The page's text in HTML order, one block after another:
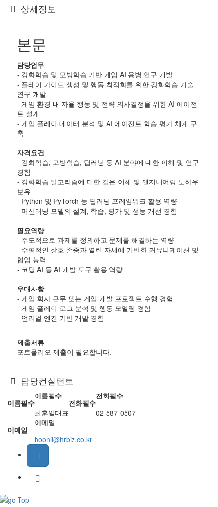
상세정보
본문
담당업무
- 강화학습 및 모방학습 기반 게임 AI 용병 연구 개발
- 플레이 가이드 생성 및 행동 최적화를 위한 강화학습 기술
연구 개발
- 게임 환경 내 자율 행동 및 전략 의사결정을 위한 AI 에이전
트 설계
- 게임 플레이 데이터 분석 및 AI 에이전트 학습 평가 체계 구
축
자격요건
- 강화학습, 모방학습, 딥러닝 등 AI 분야에 대한 이해 및 연구
경험
- 강화학습 알고리즘에 대한 깊은 이해 및 엔지니어링 노하우
보유
- Python 및 PyTorch 등 딥러닝 프레임워크 활용 역량
- 머신러닝 모델의 설계, 학습, 평가 및 성능 개선 경험
필요역량
- 주도적으로 과제를 정의하고 문제를 해결하는 역량
- 수평적인 상호 존중과 열린 자세에 기반한 커뮤니케이션 및
협업 능력
- 코딩 AI 등 AI 개발 도구 활용 역량
우대사항
- 게임 회사 근무 또는 게임 개발 프로젝트 수행 경험
- 게임 플레이 로그 분석 및 행동 모델링 경험
- 언리얼 엔진 기반 개발 경험
제출서류
포트폴리오 제출이 필요합니다.
담당컨설턴트
이름필수
이름필수
최훈일대표
전화필수
전화필수
02-587-0507
이메일
이메일
hoonil@hrbiz.co.kr